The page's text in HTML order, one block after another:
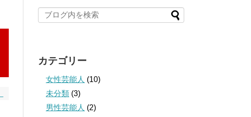
カテゴリー
女性芸能人 (10)
未分類 (3)
男性芸能人 (2)